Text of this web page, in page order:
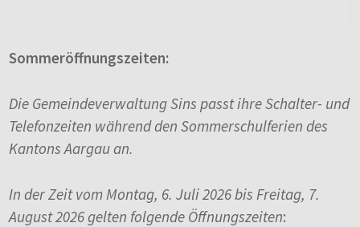
Sommeröffnungszeiten:
Die Gemeindeverwaltung Sins passt ihre Schalter- und
Telefonzeiten während den Sommerschulferien des
Kantons Aargau an.
In der Zeit vom Montag, 6. Juli 2026 bis Freitag, 7.
August 2026 gelten folgende Öffnungszeiten: